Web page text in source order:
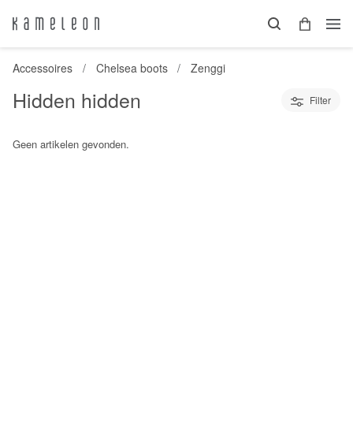
Accessoires Chelsea boots Zenggi
Hidden hidden Filter
Geen artikelen gevonden.